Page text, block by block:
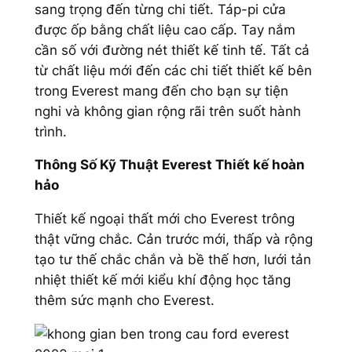
sang trọng đến từng chi tiết. Táp-pi cửa
được ốp bằng chất liệu cao cấp. Tay nắm
cần số với đường nét thiết kế tinh tế. Tất cả
từ chất liệu mới đến các chi tiết thiết kế bên
trong Everest mang đến cho bạn sự tiện
nghi và không gian rộng rãi trên suốt hành
trình.
Thông Số Kỹ Thuật Everest Thiết kế hoàn
hảo
Thiết kế ngoại thất mới cho Everest trông
thật vững chắc. Cản trước mới, thấp và rộng
tạo tư thế chắc chắn và bề thế hơn, lưới tản
nhiệt thiết kế mới kiểu khí động học tăng
thêm sức mạnh cho Everest.